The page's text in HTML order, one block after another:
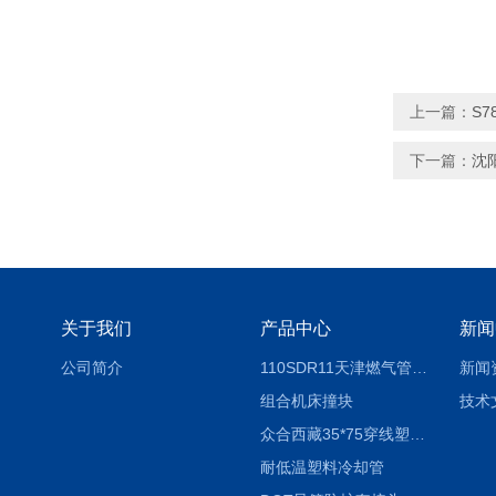
上一篇：
下一篇： 沈
关于我们
公司简介
产品中心
组合机床撞块
耐低温塑料冷却管
新
新闻
技术